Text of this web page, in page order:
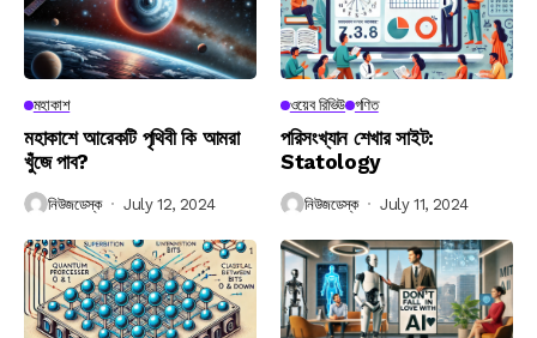
মহাকাশ
মহাকাশে আরেকটি পৃথিবী কি আমরা
খুঁজে পাব?
নিউজডেস্ক July 12, 2024
ওয়েব রিভিউ গণিত
পরিসংখ্যান শেখার সাইট:
Statology
নিউজডেস্ক July 11, 2024